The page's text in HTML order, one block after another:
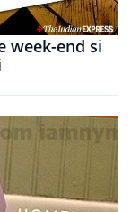
week-end si